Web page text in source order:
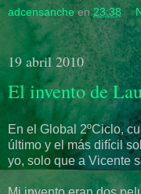
adcensanche en23:38
19 abril 2010
El invento de
En el Global 2ºCiclo,
último y el más difícil
yo, solo que a Vicente